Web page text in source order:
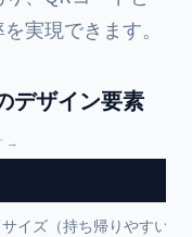
実現できます。
デザイン要素
イズ（持ち帰りやすい）